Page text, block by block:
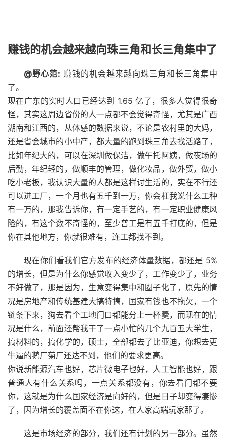
赚钱的机会越来越向珠三角和长三角集中了
@野心范: 赚钱的机会越来越向珠三角和长三角集中
了。
现在广东的实时人口已经达到 1.65 亿了，很多人觉得很奇
怪，其实这周边省份的人一点都不会觉得奇怪，尤其是广西
湖南和江西的，从体感的数据来说，不论是农村里的大妈，
还是省会城市的小中产，都大量的跑到珠三角去找活路了，
比如年纪大的，可以在深圳做保洁，做午托阿姨，做夜场的
后勤，年纪轻的，做顺丰的管理，做化妆品，做外贸，做小
吃小老板，我认识大量的人都是这样讨生活的，实在不行还
可以进工厂，一个月也有五千到一万，你会杠我说什么工种
有一万的，那我告诉你，有一定手艺的，有一定职业健康风
险的，有这个数不奇怪的，至少普工是有五千打底的，但是
你在其他地方，你就很难有，连工都找不到。
现在你们看我们官方发布的经济体量数据，都还是 5%
的增长，但是为什么你感觉收入变少了，工作变少了，业务
不好做了，那是因为，生意变得集中和圈子化了，原先的情
况是房地产和传统基建大搞特搞，国家有钱也不拖欠，一个
链条下来，狗去看个工地门口都能分上一杯羹，而现在的情
况是什么，前面还帮我干了一点小忙的几个九百五大学生，
搞材料的，搞化学的，硕士，全部都去了比亚迪，你想去更
牛逼的鹅厂菊厂还达不到，他们的要求更高。
你说新能源汽车也好，芯片微电子也好，人工智能也好，跟
普通人有什么关系吗，一点关系都没有，你去看门都不要
你，这就是为什么国家经济是向好的，但是日子却变得凄惨
了，因为增长的覆盖面不在你这，在人家高端玩家那了。
这是市场经济的部分，我们还有计划的另一部分。虽然